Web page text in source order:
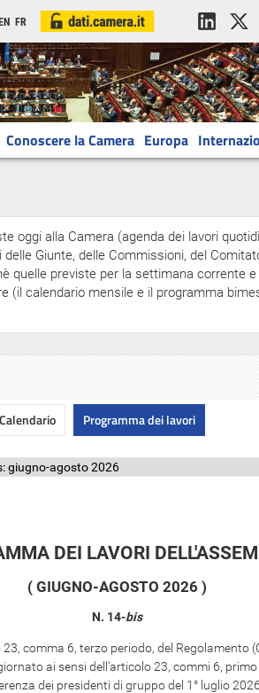
EN FR
Conoscere la Camera Europa
oggi alla Camera (agenda dei lavori
Giunte, delle Commissioni, del
quelle previste per la settimana corrente
(il calendario mensile e il programma
Programma dei lavori
DEI LAVORI
( GIUGNO-AGOSTO 2026 )
N. 14-bis
comma 6, terzo periodo, del Regolamento
ai sensi dell'articolo 23, commi 6,
dei presidenti di gruppo del 1° luglio
Calendario